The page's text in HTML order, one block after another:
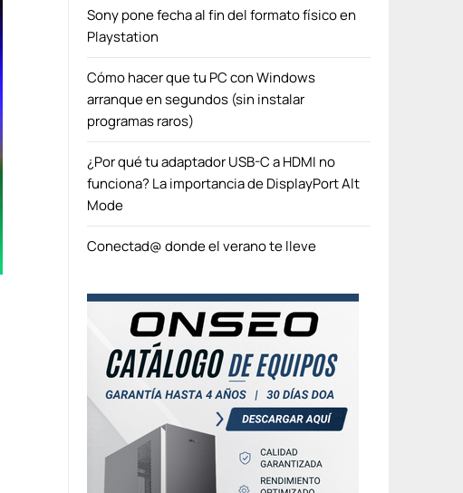
Sony pone fecha al fin del formato físico en
Playstation
Cómo hacer que tu PC con Windows
arranque en segundos (sin instalar
programas raros)
¿Por qué tu adaptador USB-C a HDMI no
funciona? La importancia de DisplayPort Alt
Mode
Conectad@ donde el verano te lleve